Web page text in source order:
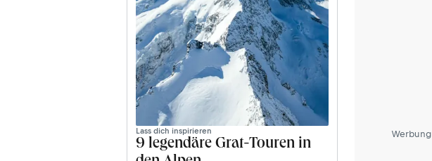
Werbung
Lass dich inspirieren
9 legendäre Grat-Touren in